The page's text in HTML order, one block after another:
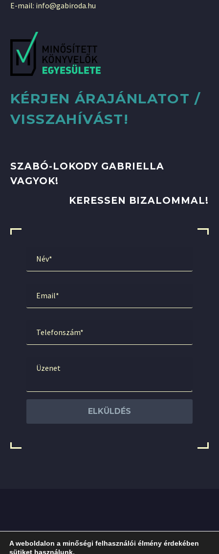
E-mail: info@gabiroda.hu
KÉRJEN ÁRAJÁNLATOT /
VISSZAHÍVÁST!
SZABÓ-LOKODY GABRIELLA
VAGYOK!
KERESSEN BIZALOMMAL!
Szolgáltatásaim Árak
Impresszum
A weboldalon a minőségi felhasználói élmény érdekében
sütiket használunk.